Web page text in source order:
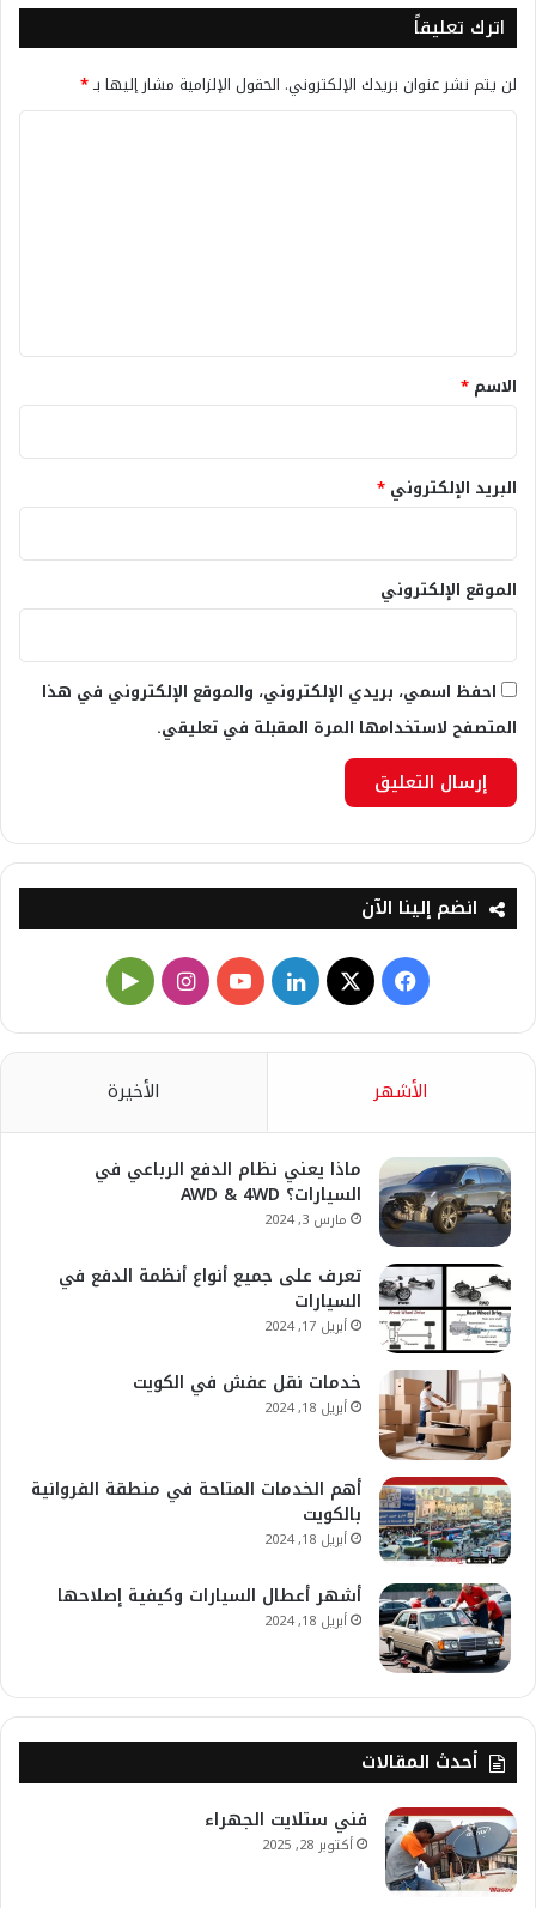
اترك تعليقاً
لن يتم نشر عنوان بريدك الإلكتروني. الحقول الإلزامية مشار إليها بـ*
*
الاسم *
البريد الإلكتروني *
الموقع الإلكتروني
احفظ اسمي، بريدي الإلكتروني، والموقع الإلكتروني في هذا
المتصفح لاستخدامها المرة المقبلة في تعليقي.
انضم إلينا الآن
فيسبوك
X لينكدإنيوتيوبانستقرام‏Google
Play
الأشهر الأخيرة
ماذا يعني نظام الدفع الرباعي في
السيارات؟ AWD & 4WD
مارس 3, 2024
تعرف على جميع أنواع أنظمة الدفع في
السيارات
أبريل 17, 2024
خدمات نقل عفش في الكويت
أبريل 18, 2024
أهم الخدمات المتاحة في منطقة الفروانية
بالكويت
أبريل 18, 2024
أشهر أعطال السيارات وكيفية إصلاحها
أبريل 18, 2024
أحدث المقالات
فني ستلايت الجهراء
أكتوبر 28, 2025